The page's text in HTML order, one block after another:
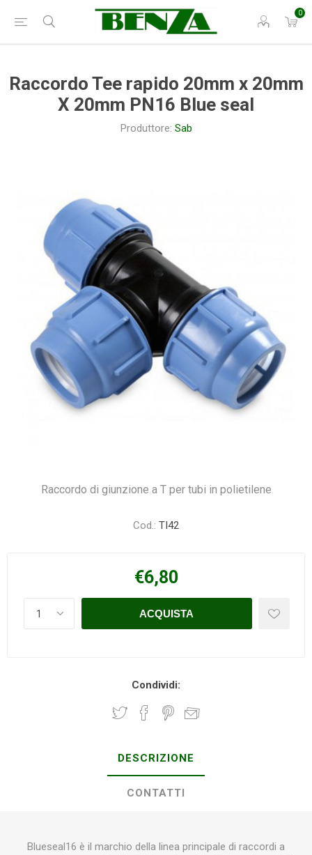
0
Raccordo Tee rapido 20mm x 20mm
X 20mm PN16 Blue seal
Produttore: Sab
Raccordo di giunzione a T per tubi in polietilene
Cod.: TI42
€6,80
Condividi:
DESCRIZIONE
CONTATTI
Blueseal16 è il marchio della linea principale di raccordi a